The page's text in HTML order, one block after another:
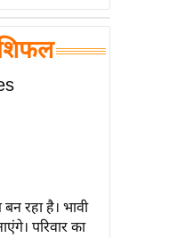
रहा है। भावी
परिवार का